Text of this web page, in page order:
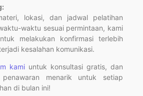
lokasi, dan jadwal pelatihan
waktu sesuai permintaan, kami
melakukan konfirmasi terlebih
kesalahan komunikasi.
kami untuk konsultasi gratis, dan
menarik untuk setiap
di bulan ini!